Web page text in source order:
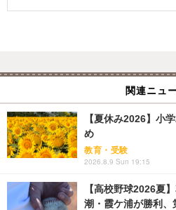
関連ニュ
【夏休み2026】小
め
教育・受験
2026.8.9 Sun 19:15
【高校野球2026夏
潮・霞ケ浦が勝利